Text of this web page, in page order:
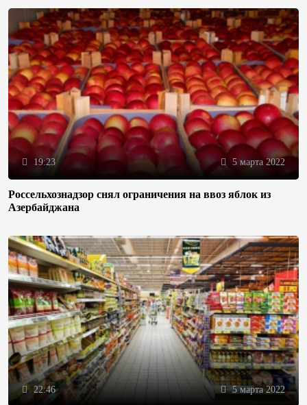
19:23 5 марта 2022
Россельхознадзор снял ограничения на ввоз яблок из
Азербайджана
22:46 5 марта 2022